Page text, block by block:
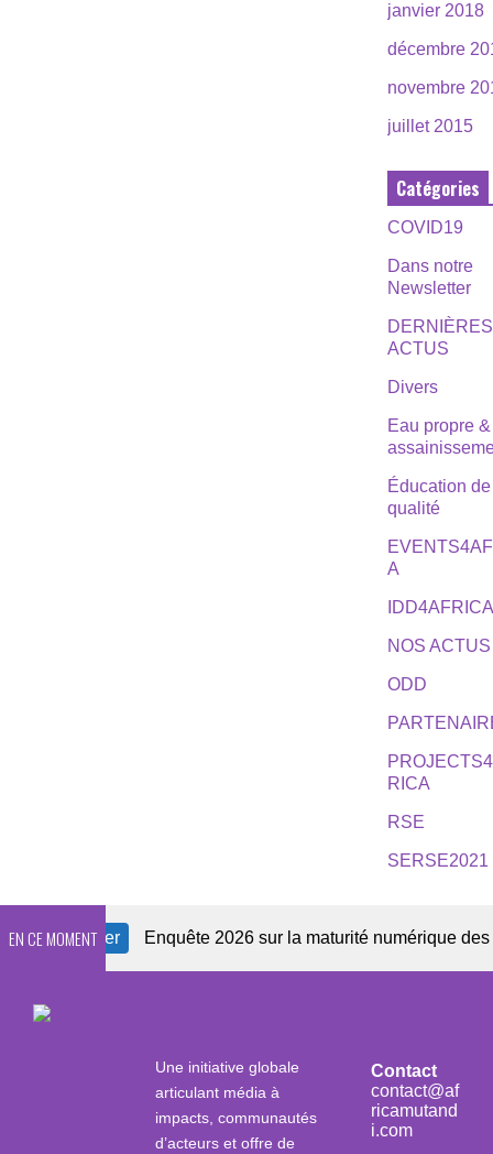
janvier 2018
décembre
novembre
juillet 2015
Catégories
COVID19
Dans notre
Newsletter
DERNIÈRES
ACTUS
Divers
Eau propre &
Éducation de
qualité
A
NOS ACTUS
ODD
RICA
RSE
SERSE2021
EN CE MOMENTEnquête 2026 sur la maturité numérique des OSC
Une initiative globale
articulant média à
impacts, communautés
d’acteurs et offre de
Contact
contact@af
ricamutand
i.com